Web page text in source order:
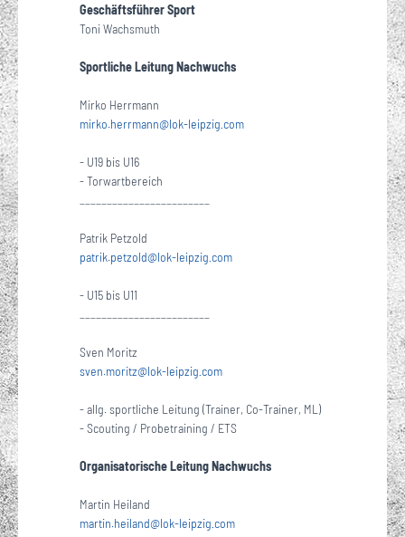
Geschäftsführer Sport
Toni Wachsmuth
Sportliche Leitung Nachwuchs
Mirko Herrmann
mirko.herrmann@lok-leipzig·com
- U19 bis U16
- Torwartbereich
Patrik Petzold
patrik.petzold@lok-leipzig·com
- U15 bis U11
Sven Moritz
sven.moritz@lok-leipzig·com
- allg. sportliche Leitung (Trainer, Co-Trainer, ML)
- Scouting / Probetraining / ETS
Organisatorische Leitung Nachwuchs
Martin Heiland
martin.heiland@lok-leipzig·com